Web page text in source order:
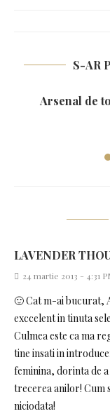
S-AR
Arsenal de
LAVENDER
24 martie 2013 - 4:31
🙂 Cat m-ai bucurat,
exccelent in tinuta
Culmea este ca ma
tine insati in
feminina, dorinta de
trecerea anilor! Cum
niciodata!